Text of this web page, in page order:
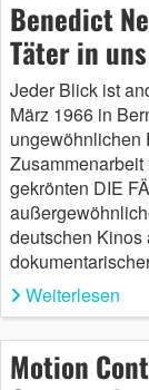
Benedict
Täter in
Jeder Blick ist
März 1966 in
ungewöhnlichen
gekrönten DIE
deutschen Kinos
Weiterlesen
Motion